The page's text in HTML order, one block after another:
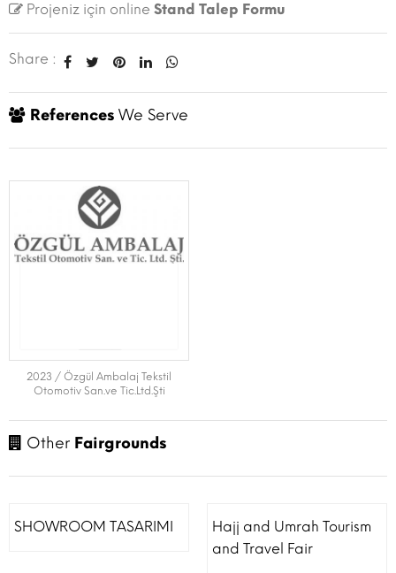
Projeniz için online Stand Talep Formu
Share :
References We Serve
2023 / Özgül Ambalaj Tekstil
Otomotiv San.ve Tic.Ltd.Şti
Other Fairgrounds
SHOWROOM TASARIMI
Hajj and Umrah Tourism
and Travel Fair